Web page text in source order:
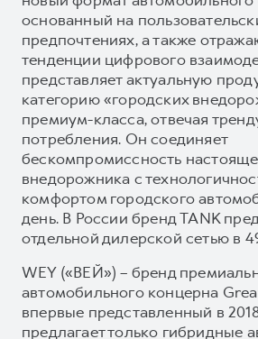
основанный на
предпочтениях, а также
тенденции цифрового
представляет актуальную
категорию «городских
премиум-класса, отвечая
потребления. Он соединяет
бескомпромиссность
внедорожника с
комфортом городского
день. В России бренд TANK
отдельной дилерской сетью в
WEY («ВЕЙ») – бренд
автомобильного концерна
впервые представленный в
предлагает только гибридные